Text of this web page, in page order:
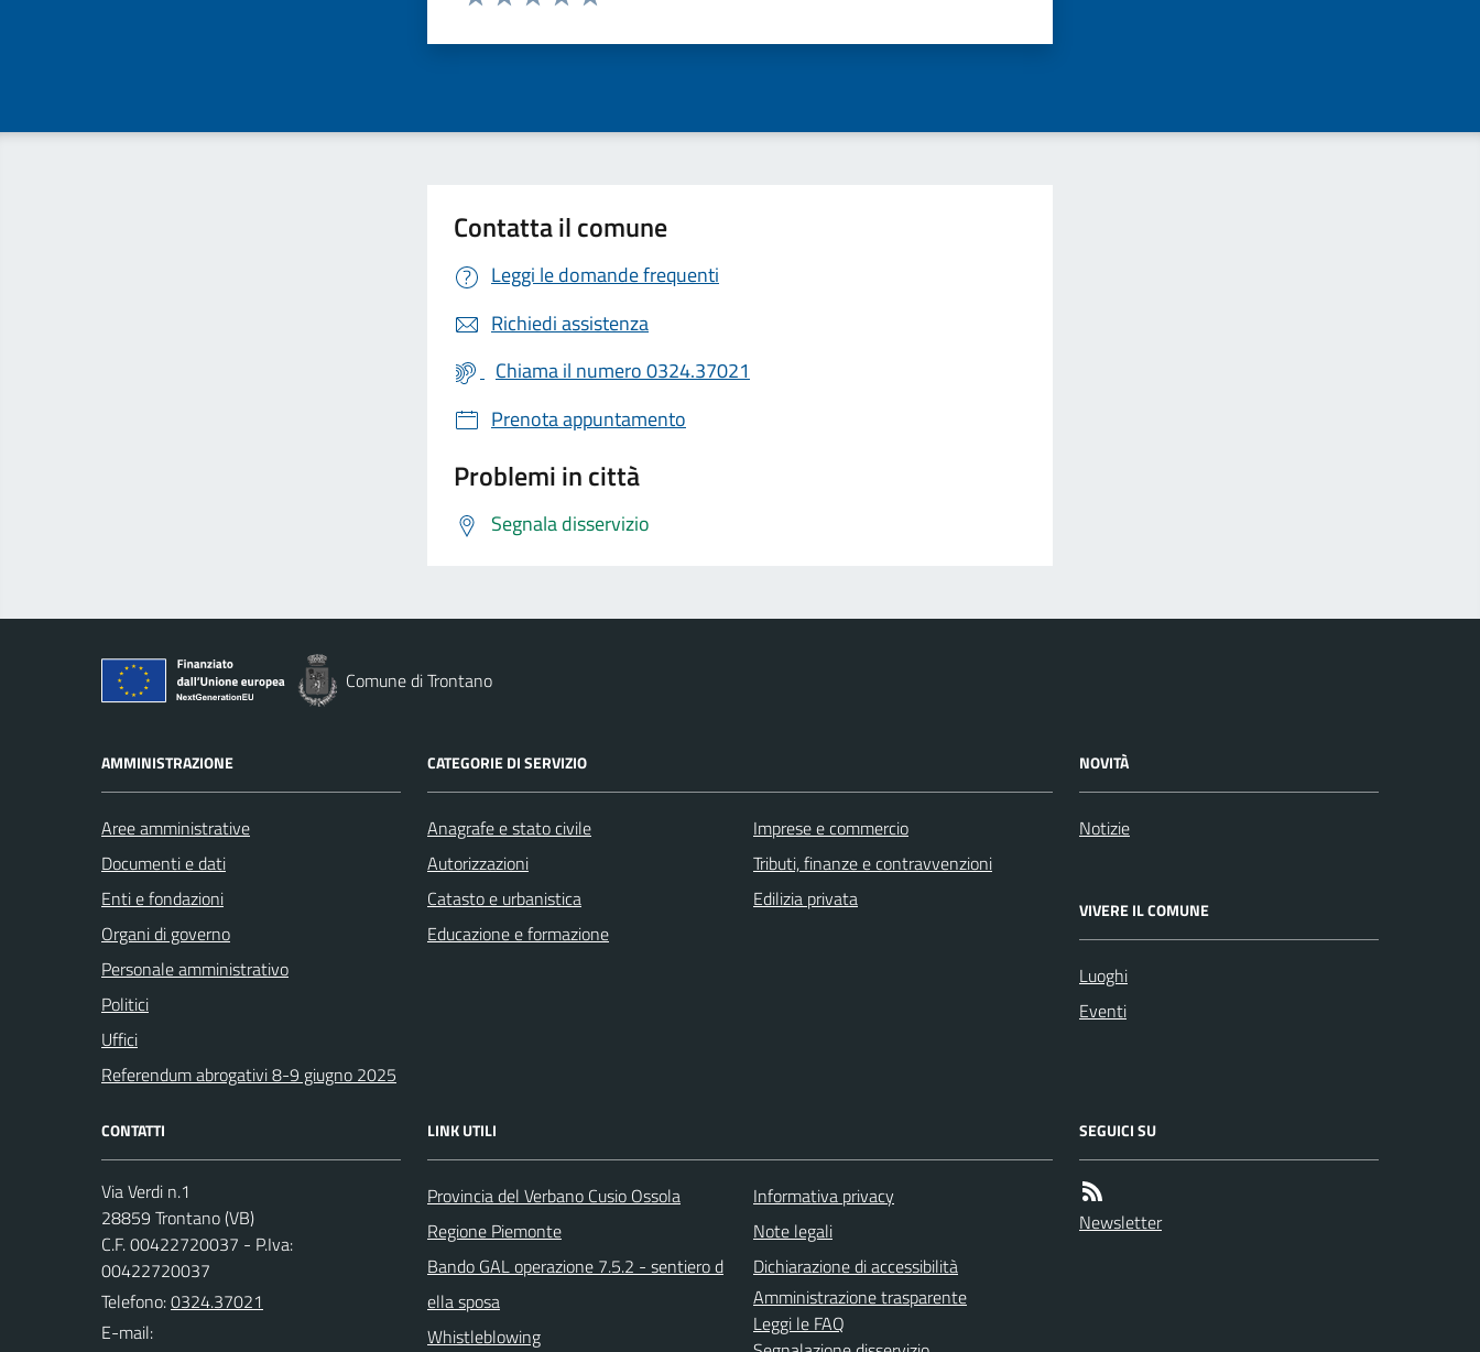
Contatta il comune
Leggi le domande frequenti
Richiedi assistenza
Chiama il numero 0324.37021
Prenota appuntamento
Problemi in città
Segnala disservizio
Comune di Trontano
AMMINISTRAZIONE
Aree amministrative
Documenti e dati
Enti e fondazioni
Organi di governo
Personale amministrativo
Politici
Uffici
Referendum abrogativi 8-9 giugno 2025
CATEGORIE DI SERVIZIO
Anagrafe e stato civile
Autorizzazioni
Catasto e urbanistica
Educazione e formazione
Imprese e commercio
Tributi, finanze e contravvenzioni
Edilizia privata
NOVITÀ
Notizie
VIVERE IL COMUNE
Luoghi
Eventi
CONTATTI
Via Verdi n.1
28859 Trontano (VB)
C.F. 00422720037 - P.Iva:
00422720037
Telefono:0324.37021
E-mail:
LINK UTILI
Provincia del Verbano Cusio Ossola
Regione Piemonte
Bando GAL operazione 7.5.2 - sentiero d
ella sposa
Whistleblowing
Informativa privacy
Note legali
Dichiarazione di accessibilità
Amministrazione trasparente
Leggi le FAQ
SEGUICI SU
Newsletter